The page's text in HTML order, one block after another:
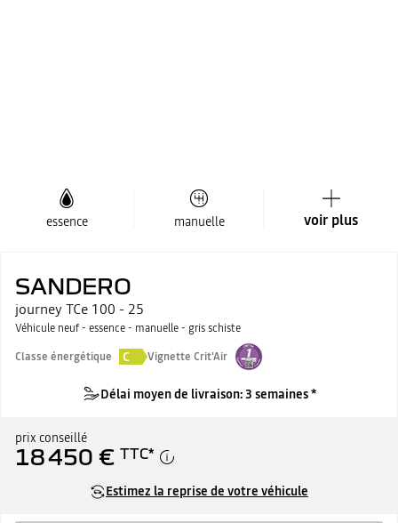
essence manuelle voir plus
SANDERO
journey TCe 100 - 25
Véhicule neuf - essence - manuelle - gris schiste
Classe énergétique
C Vignette Crit'Air
Délai moyen de livraison: 3 semaines *
prix conseillé
18 450 € TTC*
Estimez la reprise de votre véhicule